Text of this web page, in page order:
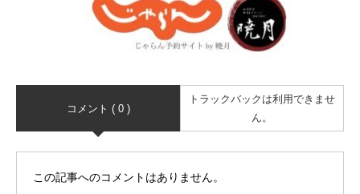
コメント ( 0 )
トラックバックは利用できませ
ん。
この記事へのコメントはありません。